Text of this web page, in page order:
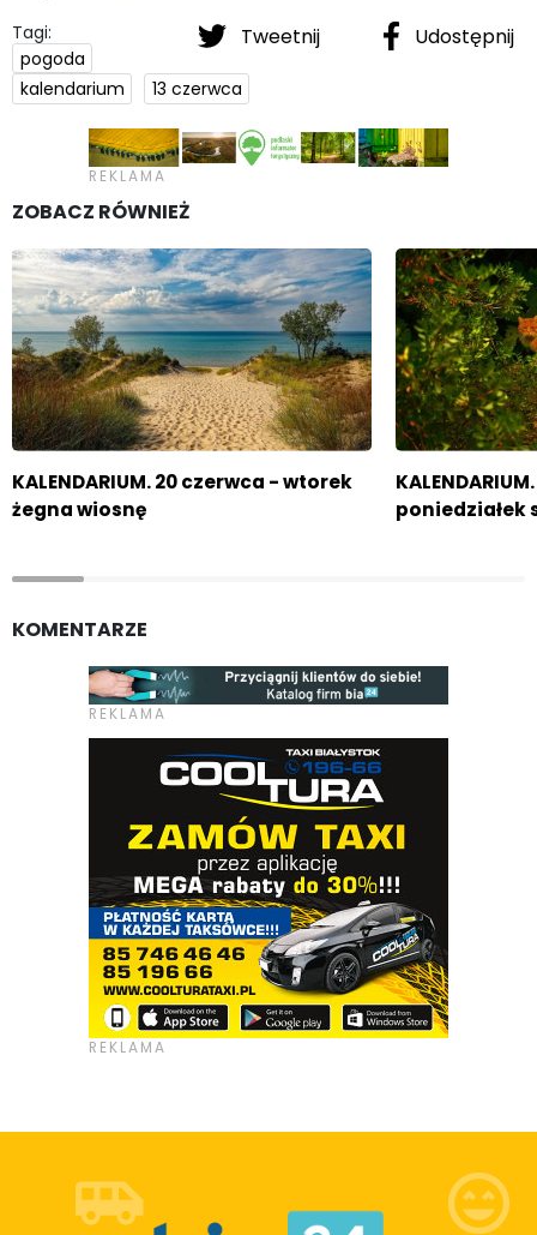
Tweetnij Udostępnij
Tagi:
pogoda
kalendarium
13 czerwca
ZOBACZ RÓWNIEŻ
KALENDARIUM. 20 czerwca - wtorek
żegna wiosnę
poniedziałek
KOMENTARZE